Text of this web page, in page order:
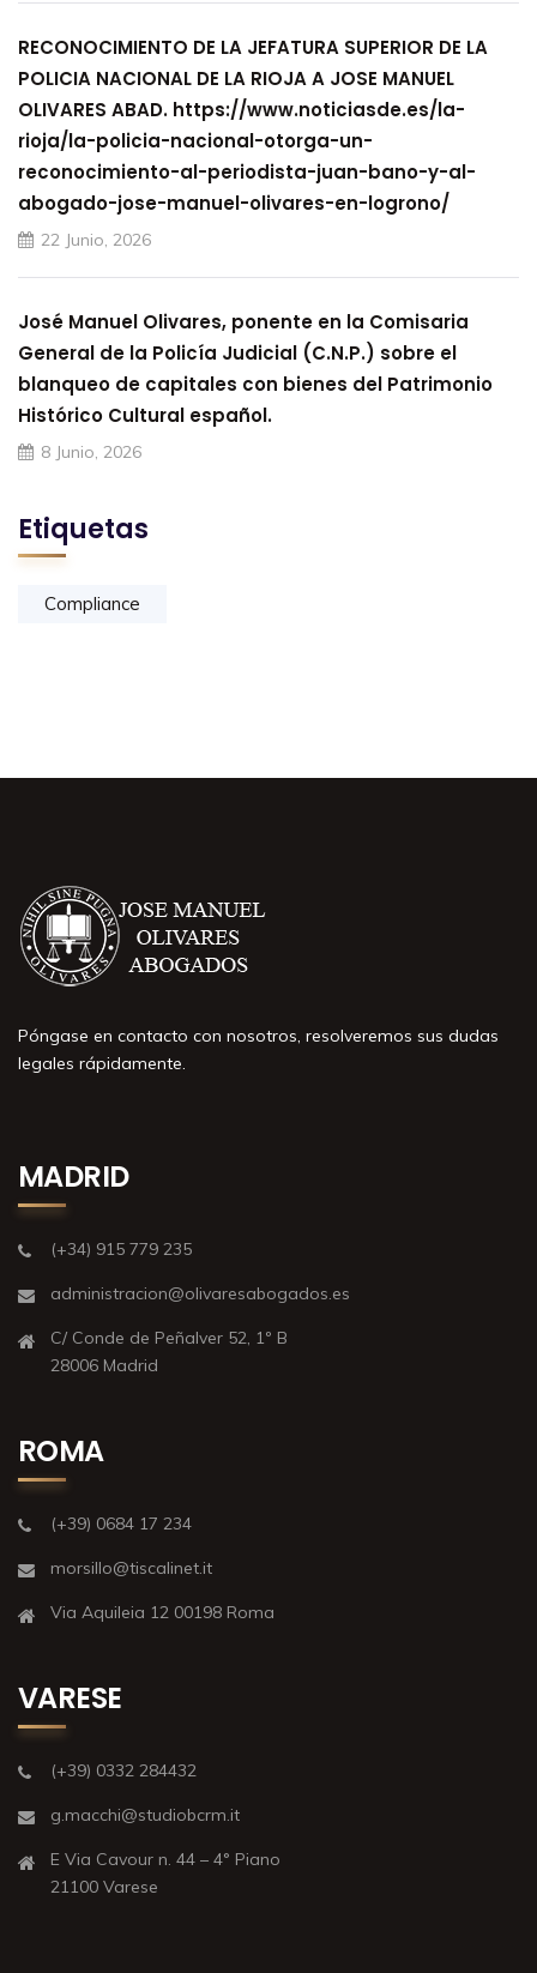
RECONOCIMIENTO DE LA JEFATURA SUPERIOR DE LA
POLICIA NACIONAL DE LA RIOJA A JOSE MANUEL
OLIVARES ABAD. https://www.noticiasde.es/la-
rioja/la-policia-nacional-otorga-un-
reconocimiento-al-periodista-juan-bano-y-al-
abogado-jose-manuel-olivares-en-logrono/
22 Junio, 2026
José Manuel Olivares, ponente en la Comisaria
General de la Policía Judicial (C.N.P.) sobre el
blanqueo de capitales con bienes del Patrimonio
Histórico Cultural español.
8 Junio, 2026
Etiquetas
Compliance
Póngase en contacto con nosotros, resolveremos sus dudas
legales rápidamente.
MADRID
(+34) 915 779 235
administracion@olivaresabogados.es
C/ Conde de Peñalver 52, 1º B
28006 Madrid
ROMA
(+39) 0684 17 234
morsillo@tiscalinet.it
Via Aquileia 12 00198 Roma
VARESE
(+39) 0332 284432
g.macchi@studiobcrm.it
E Via Cavour n. 44 – 4° Piano
21100 Varese